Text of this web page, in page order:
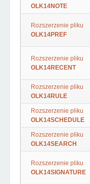
OLK14NOTE
Rozszerzenie pliku
OLK14PREF
Rozszerzenie pliku
OLK14RECENT
Rozszerzenie pliku
OLK14RULE
Rozszerzenie pliku
OLK14SCHEDULE
Rozszerzenie pliku
OLK14SEARCH
Rozszerzenie pliku
OLK14SIGNATURE